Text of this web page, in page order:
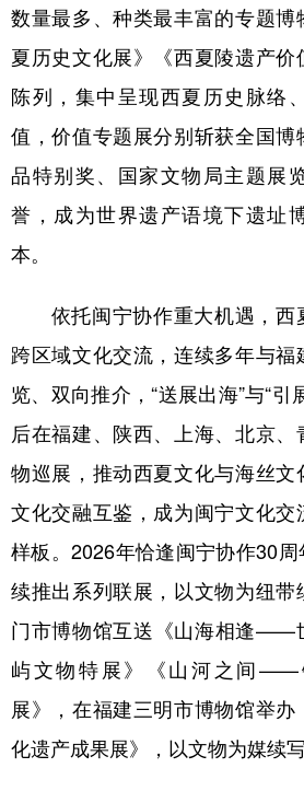
数量最多、种类最丰富的专题
夏历史文化展》《西夏陵遗产
陈列，集中呈现西夏历史脉络
值，价值专题展分别斩获全国
品特别奖、国家文物局主题展
誉，成为世界遗产语境下遗址
本。
依托闽宁协作重大机遇，西
跨区域文化交流，连续多年与
览、双向推介，“送展出海”与“引
后在福建、陕西、上海、北京
物巡展，推动西夏文化与海丝
文化交融互鉴，成为闽宁文化
样板。2026年恰逢闽宁协作30
续推出系列联展，以文物为纽
门市博物馆互送《山海相逢——
屿文物特展》《山河之间——
展》，在福建三明市博物馆举
化遗产成果展》，以文物为媒续写